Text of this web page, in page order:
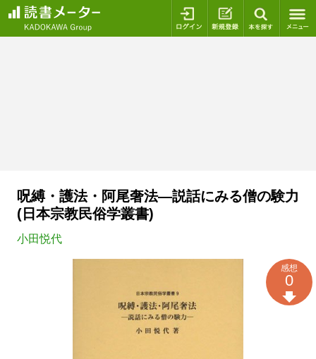
ログイン 新規登録
呪縛・護法・阿尾奢法―説話にみる僧の験力
(日本宗教民俗学叢書)
小田悦代
感想
0